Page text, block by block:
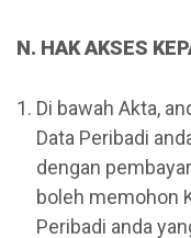
N. HAK AKSES
Di bawah Akta,
Data Peribadi
dengan
boleh memohon
Peribadi anda